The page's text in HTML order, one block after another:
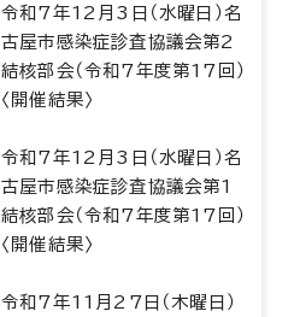
令和7年12月3日（水曜日）名
古屋市感染症診査協議会第2
結核部会（令和7年度第17回）
〈開催結果〉
令和7年12月3日（水曜日）名
古屋市感染症診査協議会第1
結核部会（令和7年度第17回）
〈開催結果〉
令和7年11月27日（木曜日）